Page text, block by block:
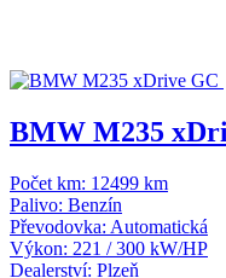
BMW M235
Počet km: 12499 km
Palivo: Benzín
Převodovka: Automatická
Výkon: 221 / 300 kW/HP
Dealerství: Plzeň